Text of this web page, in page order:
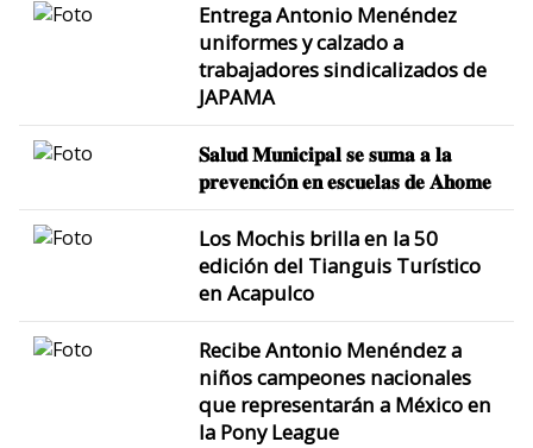
Entrega Antonio Menéndez
uniformes y calzado a
trabajadores sindicalizados de
JAPAMA
𝐒𝐚𝐥𝐮𝐝 𝐌𝐮𝐧𝐢𝐜𝐢𝐩𝐚𝐥 𝐬𝐞 𝐬𝐮𝐦𝐚 𝐚 𝐥𝐚
𝐩𝐫𝐞𝐯𝐞𝐧𝐜𝐢ó𝐧 𝐞𝐧 𝐞𝐬𝐜𝐮𝐞𝐥𝐚𝐬 𝐝𝐞 𝐀𝐡𝐨𝐦𝐞
Los Mochis brilla en la 50
edición del Tianguis Turístico
en Acapulco
Recibe Antonio Menéndez a
niños campeones nacionales
que representarán a México en
la Pony League